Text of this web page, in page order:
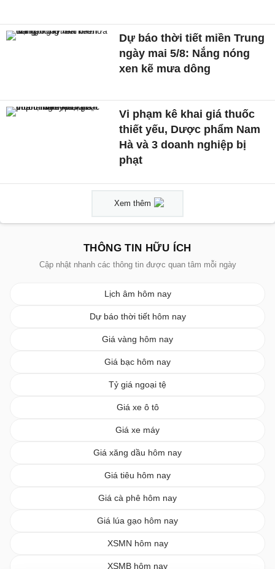
Dự báo thời tiết miền Trung
ngày mai 5/8: Nắng nóng
xen kẽ mưa dông
Vi phạm kê khai giá thuốc
thiết yếu, Dược phẩm Nam
Hà và 3 doanh nghiệp bị
phạt
Xem thêm
THÔNG TIN HỮU ÍCH
Cập nhật nhanh các thông tin được quan tâm mỗi ngày
Lịch âm hôm nay
Dự báo thời tiết hôm nay
Giá vàng hôm nay
Giá bạc hôm nay
Tỷ giá ngoại tệ
Giá xe ô tô
Giá xe máy
Giá xăng dầu hôm nay
Giá tiêu hôm nay
Giá cà phê hôm nay
Giá lúa gạo hôm nay
XSMN hôm nay
XSMB hôm nay